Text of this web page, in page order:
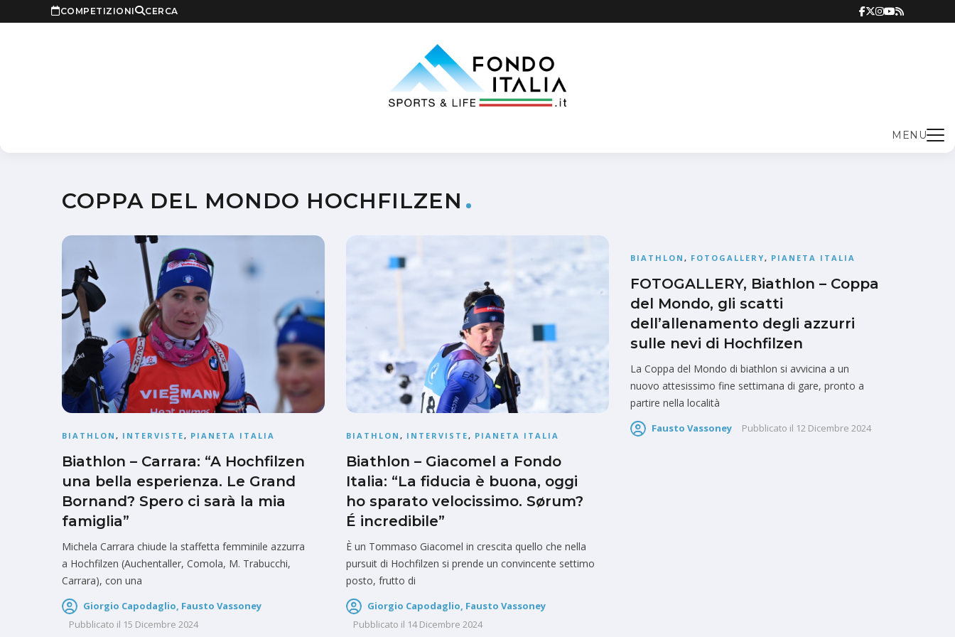
COMPETIZIONI CERCA
MENU
COPPA DEL MONDO HOCHFILZEN
BIATHLON , INTERVISTE, PIANETA ITALIA
Biathlon – Carrara: “A Hochfilzen
una bella esperienza. Le Grand
Bornand? Spero ci sarà la mia
famiglia”
Michela Carrara chiude la staffetta femminile azzurra
a Hochfilzen (Auchentaller, Comola, M. Trabucchi,
Carrara), con una
Giorgio Capodaglio, Fausto Vassoney
Pubblicato il 15 Dicembre 2024
BIATHLON , INTERVISTE, PIANETA ITALIA
Biathlon – Giacomel a Fondo
Italia: “La fiducia è buona, oggi
ho sparato velocissimo. Sørum?
É incredibile”
È un Tommaso Giacomel in crescita quello che nella
pursuit di Hochfilzen si prende un convincente settimo
posto, frutto di
Giorgio Capodaglio, Fausto Vassoney
Pubblicato il 14 Dicembre 2024
BIATHLON , FOTOGALLERY, PIANETA ITALIA
FOTOGALLERY, Biathlon – Coppa
del Mondo, gli scatti
dell’allenamento degli azzurri
sulle nevi di Hochfilzen
La Coppa del Mondo di biathlon si avvicina a un
nuovo attesissimo fine settimana di gare, pronto a
partire nella località
Fausto Vassoney Pubblicato il 12 Dicembre 2024